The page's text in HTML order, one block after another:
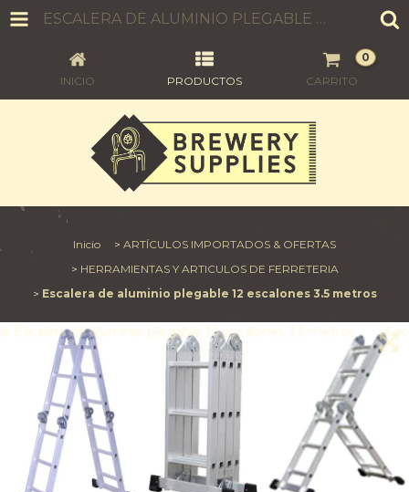
ESCALERA DE ALUMINIO PLEGABLE 12 ESCALONES 3.5 METROS
INICIO PRODUCTOS CARRITO
0
Inicio > ARTÍCULOS IMPORTADOS & OFERTAS
> HERRAMIENTAS Y ARTICULOS DE FERRETERIA
> Escalera de aluminio plegable 12 escalones 3.5 metros